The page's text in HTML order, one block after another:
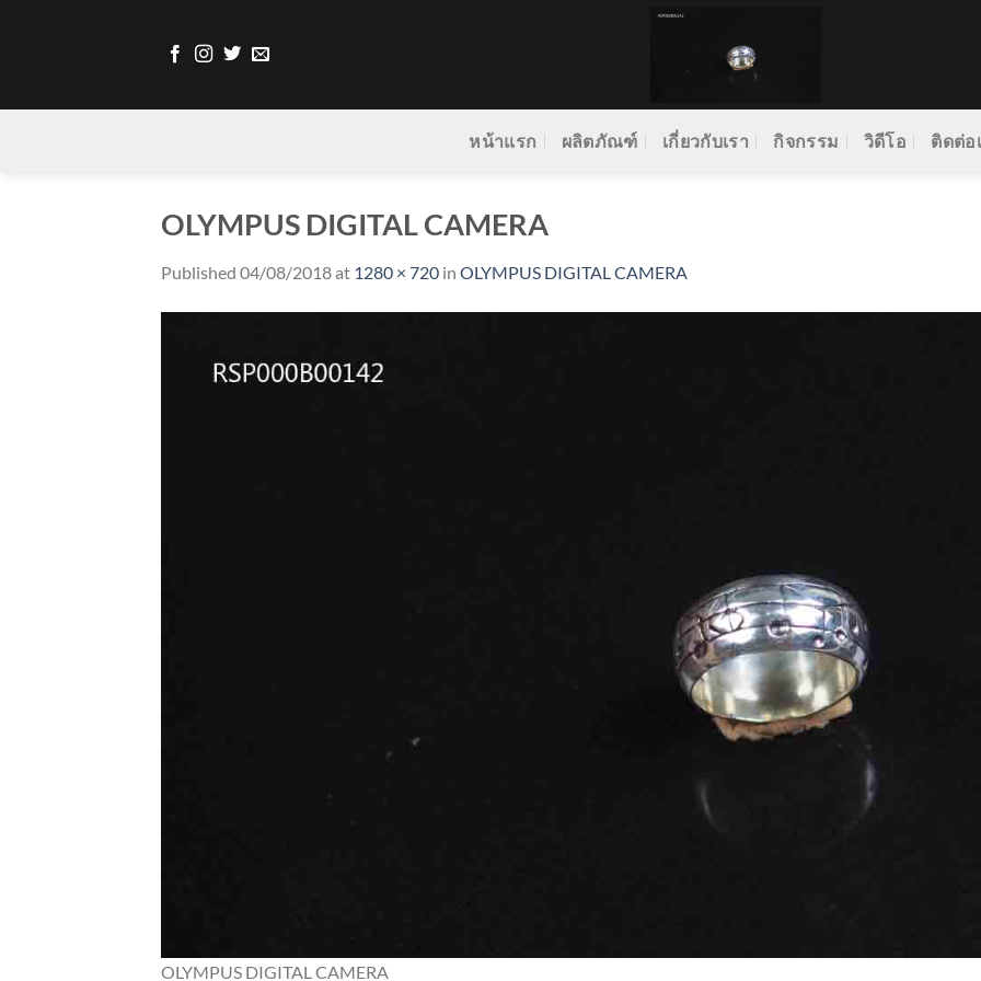
หน้าแรก ผลิตภัณฑ์ เกี่ยวกับเรา กิจกรรม วิดีโอ ติดต่อ
OLYMPUS DIGITAL CAMERA
Published 04/08/2018at 1280 × 720 in OLYMPUS DIGITAL CAMERA
OLYMPUS DIGITAL CAMERA